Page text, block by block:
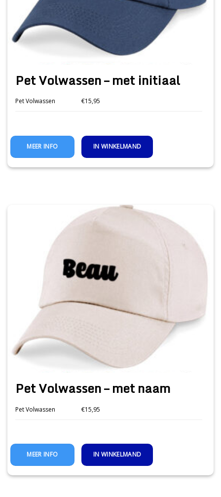
Pet Volwassen – met initiaal
Pet Volwassen €15,95
IN WINKELMAND
MEER INFO
Pet Volwassen – met naam
Pet Volwassen €15,95
IN WINKELMAND
MEER INFO